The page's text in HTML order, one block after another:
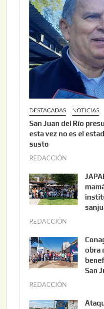
6
2
,
2
6
DESTACADAS NOTICIAS
San Juan del Río
esta vez no es el
susto
REDACCIÓN
o
s
t
,
2
0
REDACCIÓN
n
i
o
,
obra
San
REDACCIÓN